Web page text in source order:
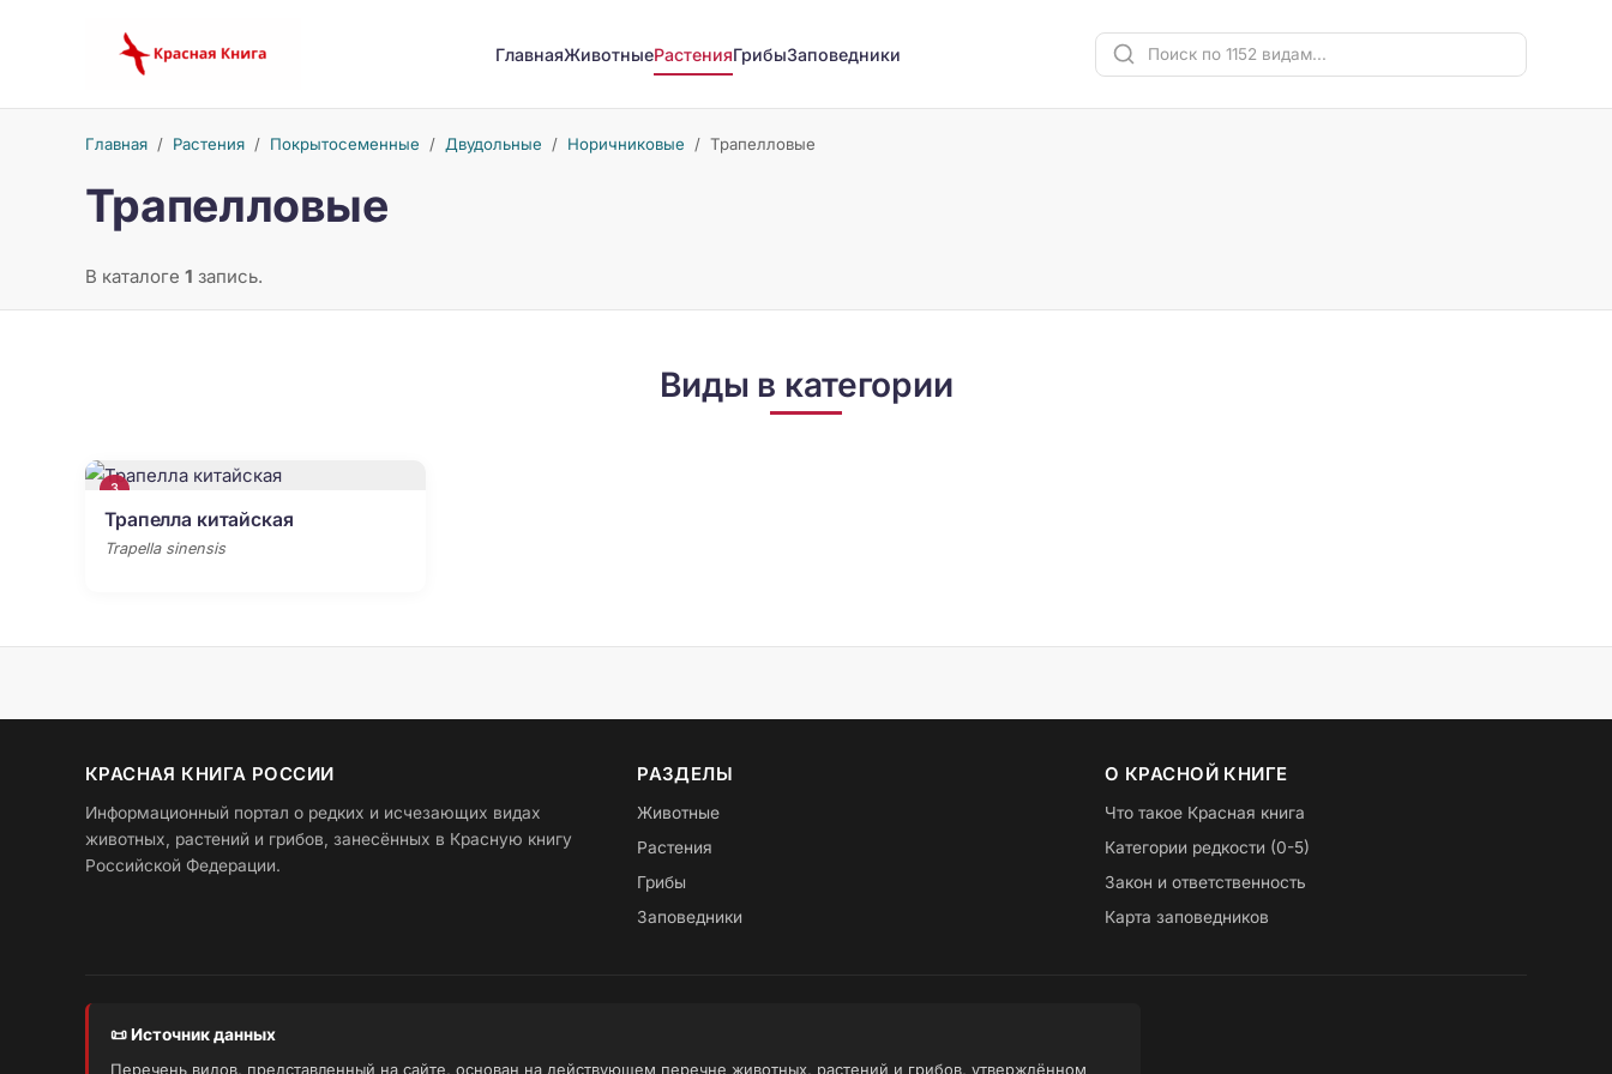
ГлавнаяЖивотныеРастенияГрибыЗаповедники
Главная/ Растения/ Покрытосеменные / Двудольные / Норичниковые / Трапелловые
Трапелловые
В каталоге 1 запись.
Виды в категории
3
Трапелла китайская
Trapella sinensis
КРАСНАЯ КНИГА РОССИИ
Информационный портал о редких и исчезающих видах
животных, растений и грибов, занесённых в Красную книгу
Российской Федерации.
РАЗДЕЛЫ
Животные
Растения
Грибы
Заповедники
О КРАСНОЙ КНИГЕ
Что такое Красная книга
Категории редкости (0-5)
Закон и ответственность
Карта заповедников
📜 Источник данных
Перечень видов, представленный на сайте, основан на действующем перечне животных, растений и грибов, утверждённом